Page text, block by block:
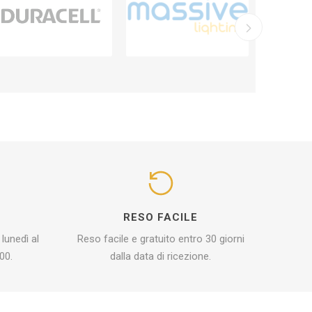
al
RESO FACILE
Reso facile e gratuito entro 30 giorni
dalla data di ricezione.